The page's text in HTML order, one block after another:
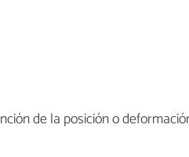
de la posición o